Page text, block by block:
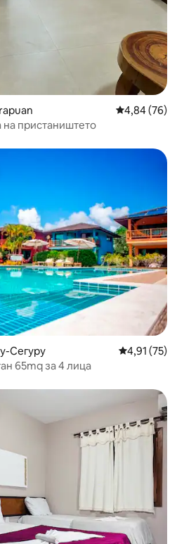
Просечна
4,84 (76)
пристаништето
Сегуру Просечна
4,91 (75)
65mq за 4 лица